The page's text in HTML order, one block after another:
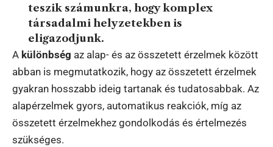
teszik számunkra, hogy komplex
társadalmi helyzetekben is
eligazodjunk.
A különbség az alap- és az összetett érzelmek között
abban is megmutatkozik, hogy az összetett érzelmek
gyakran hosszabb ideig tartanak és tudatosabbak. Az
alapérzelmek gyors, automatikus reakciók, míg az
összetett érzelmekhez gondolkodás és értelmezés
szükséges.